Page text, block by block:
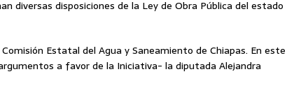
diversas disposiciones de la Ley de Obra Pública del estado
Estatal del Agua y Saneamiento de Chiapas. En este
a favor de la Iniciativa- la diputada Alejandra